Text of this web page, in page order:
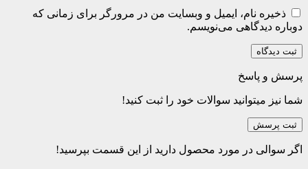
ذخیره نام، ایمیل و وبسایت من در مرورگر برای زمانی که
دوباره دیدگاهی می‌نویسم.
پرسش و پاسخ
شما نیز میتوانید سوالات خود را ثبت کنید!
ثبت پرسش
اگر سوالی در مورد محصول دارید از این قسمت بپرسید!